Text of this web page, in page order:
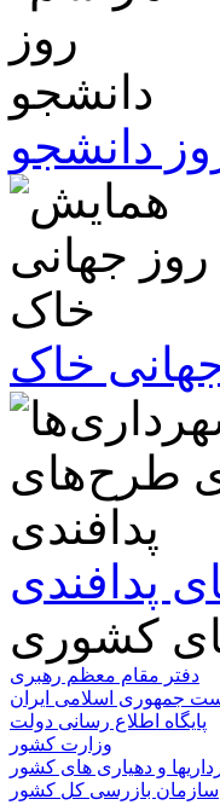
دانشجو
خاک
پدافندی
کشوری
دفتر مقام معظم رهبری
جمهوری اسلامی ایران
پایگاه اطلاع رسانی دولت
وزارت کشور
و دهیاری های کشور
سازمان بازرسی کل کشور